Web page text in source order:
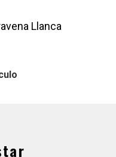
Llanca